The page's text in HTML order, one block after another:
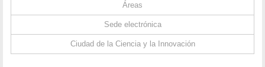
Áreas
Sede electrónica
Ciudad de la Ciencia y la Innovación